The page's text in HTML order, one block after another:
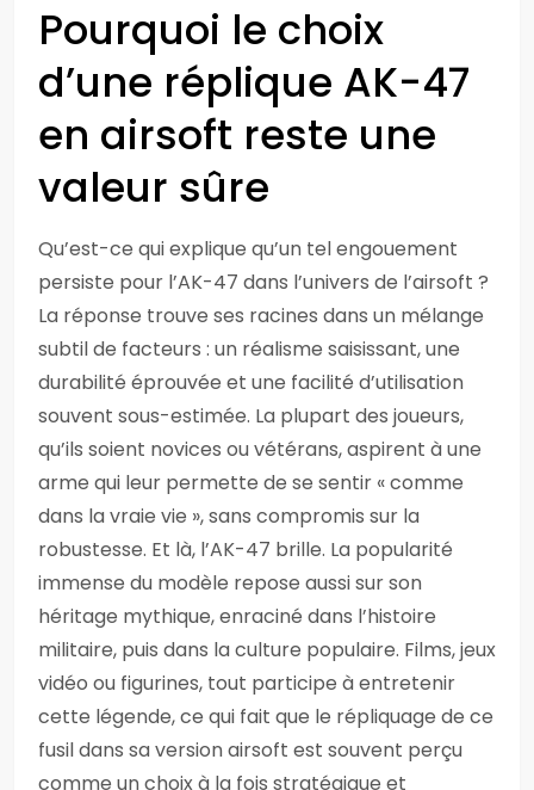
Pourquoi le choix
d’une réplique AK-47
en airsoft reste une
valeur sûre
Qu’est-ce qui explique qu’un tel engouement
persiste pour l’AK-47 dans l’univers de l’airsoft ?
La réponse trouve ses racines dans un mélange
subtil de facteurs : un réalisme saisissant, une
durabilité éprouvée et une facilité d’utilisation
souvent sous-estimée. La plupart des joueurs,
qu’ils soient novices ou vétérans, aspirent à une
arme qui leur permette de se sentir « comme
dans la vraie vie », sans compromis sur la
robustesse. Et là, l’AK-47 brille. La popularité
immense du modèle repose aussi sur son
héritage mythique, enraciné dans l’histoire
militaire, puis dans la culture populaire. Films, jeux
vidéo ou figurines, tout participe à entretenir
cette légende, ce qui fait que le répliquage de ce
fusil dans sa version airsoft est souvent perçu
comme un choix à la fois stratégique et